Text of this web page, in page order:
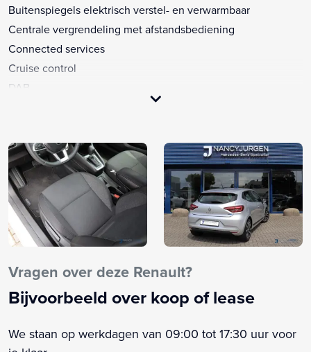
Buitenspiegels elektrisch verstel- en verwarmbaar
Centrale vergrendeling met afstandsbediening
Connected services
Cruise control
DAB
LED koplampen
Lichtmetalen velgen multi-spaaks 16"
Navigatiesysteem
Navigatiesysteem full map
Pack Infotainment 7"
Parkeersensor achter
Stuur multifunctioneel
Verkeersbord detectie
Achterspoiler
Vragen over deze Renault?
Bijvoorbeeld over koop of lease
We staan op werkdagen van 09:00 tot 17:30 uur voor